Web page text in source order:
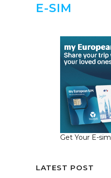
E-SIM
Get Your E-sim
LATEST POST